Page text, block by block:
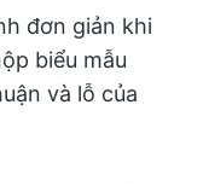
đơn giản khi
biểu mẫu
và lỗ của